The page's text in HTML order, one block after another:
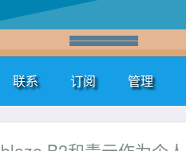
联系 订阅 管理